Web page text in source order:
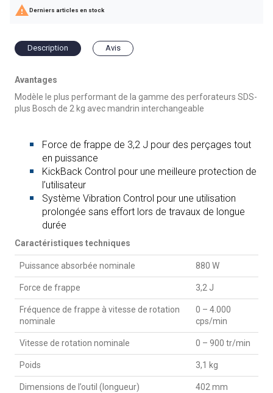
Derniers articles en stock
Description Avis
Avantages
Modèle le plus performant de la gamme des perforateurs SDS-
plus Bosch de 2 kg avec mandrin interchangeable
Force de frappe de 3,2 J pour des perçages tout
en puissance
KickBack Control pour une meilleure protection de
l’utilisateur
Système Vibration Control pour une utilisation
prolongée sans effort lors de travaux de longue
durée
Caractéristiques techniques
Puissance absorbée nominale 880 W
Force de frappe 3,2 J
Fréquence de frappe à vitesse de rotation
nominale
0 – 4.000
cps/min
Vitesse de rotation nominale 0 – 900 tr/min
Poids 3,1 kg
Dimensions de l’outil (longueur) 402 mm